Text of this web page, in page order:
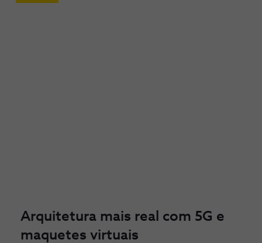
Arquitetura mais real com 5G e
maquetes virtuais